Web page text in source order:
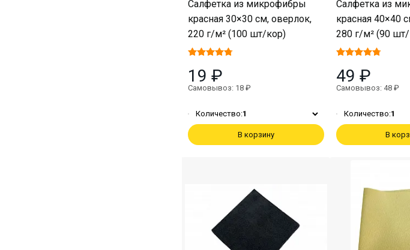
Салфетка из микрофибры
красная 30×30 см, оверлок,
220 г/м² (100 шт/кор)
19 ₽
Самовывоз: 18 ₽
Количество:1
В корзину
Салфетка из
красная 40×40
280 г/м² (90
49 ₽
Самовывоз: 48 ₽
Количество:1
В